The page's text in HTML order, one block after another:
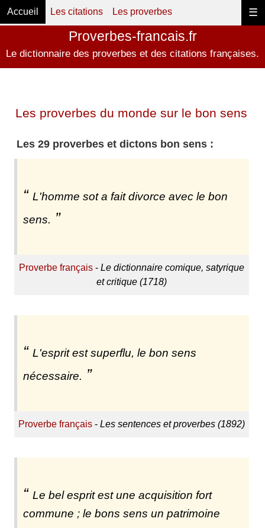
☰
Accueil Les citations Les proverbes
Proverbes-francais.fr
Le dictionnaire des proverbes et des citations françaises.
Les proverbes du monde sur le bon sens
Les 29 proverbes et dictons bon sens :
L'homme sot a fait divorce avec le bon
sens.
Proverbe français- Le dictionnaire comique, satyrique
et critique (1718)
L'esprit est superflu, le bon sens
nécessaire.
Proverbe français- Les sentences et proverbes (1892)
Le bel esprit est une acquisition fort
commune ; le bons sens un patrimoine